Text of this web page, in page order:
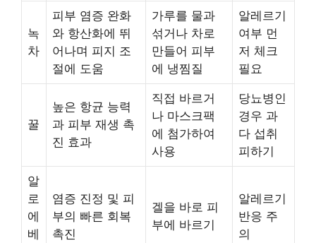
녹
차
피부 염증 완화
와 항산화에 뛰
어나며 피지 조
절에 도움
가루를 물과
섞거나 차로
만들어 피부
에 냉찜질
알레르기
여부 먼
저 체크
필요
꿀
높은 항균 능력
과 피부 재생 촉
진 효과
직접 바르거
나 마스크팩
에 첨가하여
사용
당뇨병인
경우 과
다 섭취
피하기
알
로
에
베
염증 진정 및 피
부의 빠른 회복
촉진
겔을 바로 피
부에 바르기
알레르기
반응 주
의